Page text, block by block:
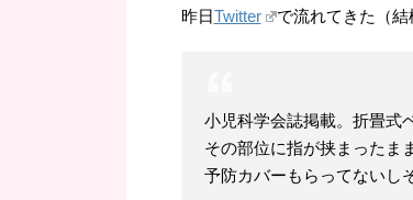
昨日Twitter で流れてきた（
小児科学会誌掲載。折畳式
その部位に指が挟まったま
予防カバーもらってないし